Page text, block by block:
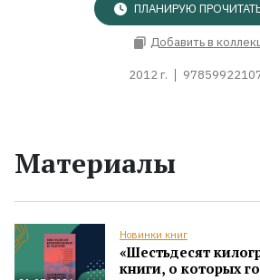
ПЛАНИРУЮ
Добавить в
2012 г.
Материалы
Новинки книг
«Шестьдесят
книги, о которых